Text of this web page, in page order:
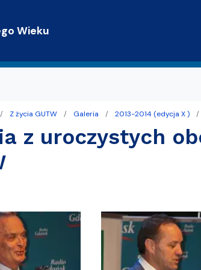
Wieku
WWW
z TPG
Z życia GUTW Galeria 2013-2014 (edycja X )
z uroczystych